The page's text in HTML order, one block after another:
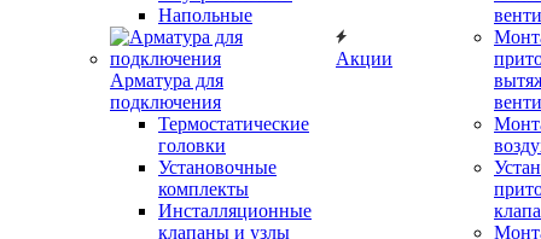
Напольные
Арматура для
подключения
Термостатические
головки
Установочные
комплекты
Инсталляционные
клапаны и узлы
Акции